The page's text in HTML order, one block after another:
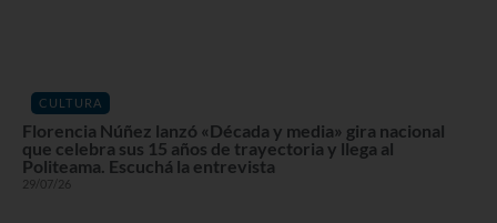
CULTURA
Florencia Núñez lanzó «Década y media» gira nacional
que celebra sus 15 años de trayectoria y llega al
Politeama. Escuchá la entrevista
29/07/26